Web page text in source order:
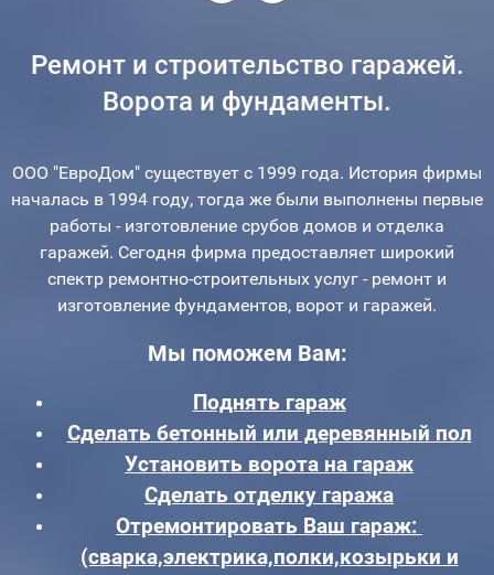
Ремонт и строительство гаражей.
Ворота и фундаменты.
ООО "ЕвроДом" существует с 1999 года. История фирмы
началась в 1994 году, тогда же были выполнены первые
работы - изготовление срубов домов и отделка
гаражей. Сегодня фирма предоставляет широкий
спектр ремонтно-строительных услуг - ремонт и
изготовление фундаментов, ворот и гаражей.
Мы поможем Вам:
Поднять гараж
Сделать бетонный или деревянный пол
Установить ворота на гараж
Сделать отделку гаража
Отремонтировать Ваш гараж:
(сварка,электрика,полки,козырьки и